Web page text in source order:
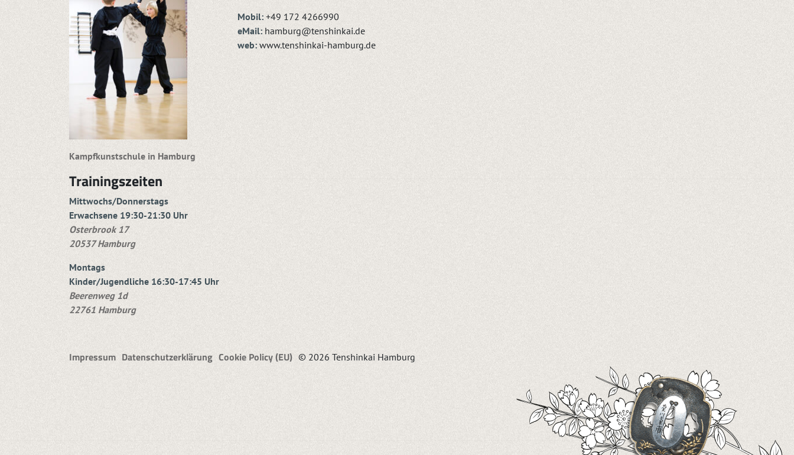
Kampfkunstschule in Hamburg
Trainingszeiten
Mittwochs/Donnerstags
Erwachsene 19:30-21:30 Uhr
Osterbrook 17
20537 Hamburg
Montags
Kinder/Jugendliche 16:30-17:45 Uhr
Beerenweg 1d
22761 Hamburg
Mobil: +49 172 4266990
eMail: hamburg@tenshinkai.de
web: www.tenshinkai-hamburg.de
Impressum Datenschutzerklärung Cookie Policy (EU) © 2026 Tenshinkai Hamburg